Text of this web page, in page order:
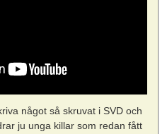
något så skruvat i SVD och
ju unga killar som redan fått